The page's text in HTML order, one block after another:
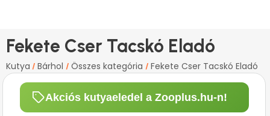
Fekete Cser Tacskó Eladó
Kutya / Bárhol / Összes kategória / Fekete Cser Tacskó Eladó
Akciós kutyaeledel a Zooplus.hu-n!